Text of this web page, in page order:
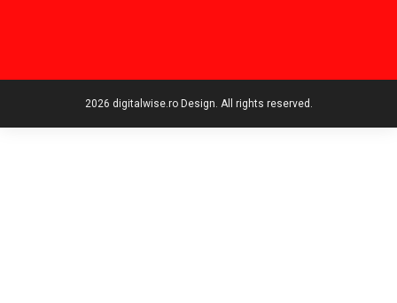
2026 digitalwise.ro Design. All rights reserved.